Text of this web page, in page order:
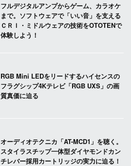
フルデジタルアンプからゲーム、カラオケ
まで。ソフトウェアで「いい音」を支える
ＣＲＩ・ミドルウェアの技術をOTOTENで
体験しよう！
RGB Mini LEDをリードするハイセンスの
フラグシップ4Kテレビ「RGB UXS」の画
質真価に迫る
オーディオテクニカ「AT-MCD1」を聴く。
スタイラスチップ一体型ダイヤモンドカン
チレバー採用カートリッジの実力に迫る！